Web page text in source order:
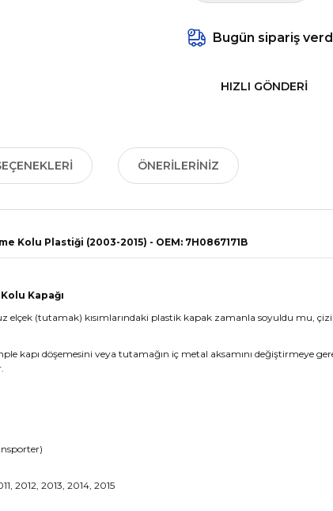
Bugün sipariş
HIZLI GÖNDERI
ÖNERILERINIZ
Kolu Plastiği (2003-2015) - OEM: 7H0867171B
Kapağı
elçek (tutamak) kısımlarındaki plastik kapak zamanla soyuldu mu,
kapı döşemesini veya tutamağın iç metal aksamını değiştirmeye
2012, 2013, 2014, 2015